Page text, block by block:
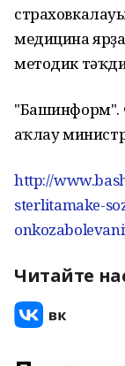
медицина
методик
"Башинформ".
һаҡлау
http://
sterlitamake-
Читайте